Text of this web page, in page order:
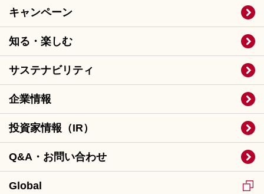
キャンペーン
知る・楽しむ
サステナビリティ
企業情報
投資家情報（IR）
Q&A・お問い合わせ
Global